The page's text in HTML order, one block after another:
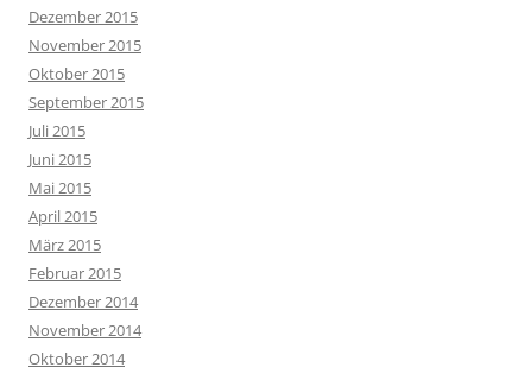
Dezember 2015
November 2015
Oktober 2015
September 2015
Juli 2015
Juni 2015
Mai 2015
April 2015
März 2015
Februar 2015
Dezember 2014
November 2014
Oktober 2014